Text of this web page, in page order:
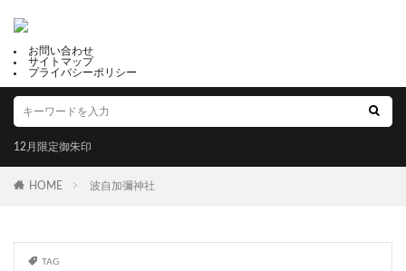
お問い合わせ
サイトマップ
プライバシーポリシー
鶴峯八幡宮
尾道市 天井画
強運守護 検見川神社 眞中神社 四条
諏訪神社 三島神社 子宝恵方犬
12月限定御朱印
冨士山下宮小室浅間神社
岩津天満宮 三津嚴島神社 郵送可能
千代ヶ岡八幡宮
12月限定御朱印
HOME 波自加彌神社
TAG